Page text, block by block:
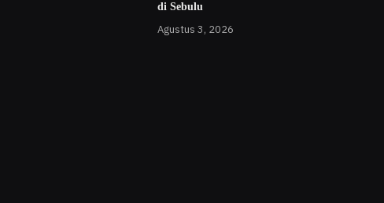
di Sebulu
Agustus 3, 2026